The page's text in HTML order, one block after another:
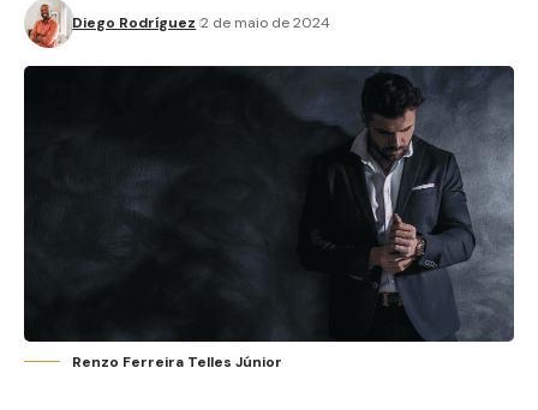
Diego Rodríguez 2 de maio de 2024
Renzo Ferreira Telles Júnior